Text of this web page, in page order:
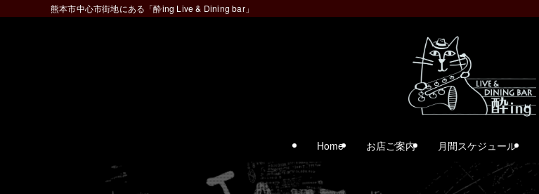
熊本市中心市街地にある「酔ing Live & Dining bar」
Home お店ご案内 月間スケジュール